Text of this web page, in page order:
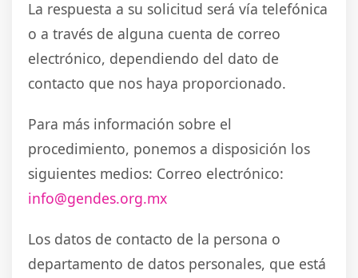
La respuesta a su solicitud será vía telefónica
o a través de alguna cuenta de correo
electrónico, dependiendo del dato de
contacto que nos haya proporcionado.
Para más información sobre el
procedimiento, ponemos a disposición los
siguientes medios: Correo electrónico:
info@gendes.org.mx
Los datos de contacto de la persona o
departamento de datos personales, que está